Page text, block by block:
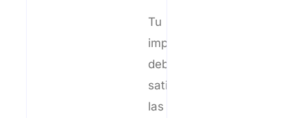
Tu
implementación
debe
satisfacer
las